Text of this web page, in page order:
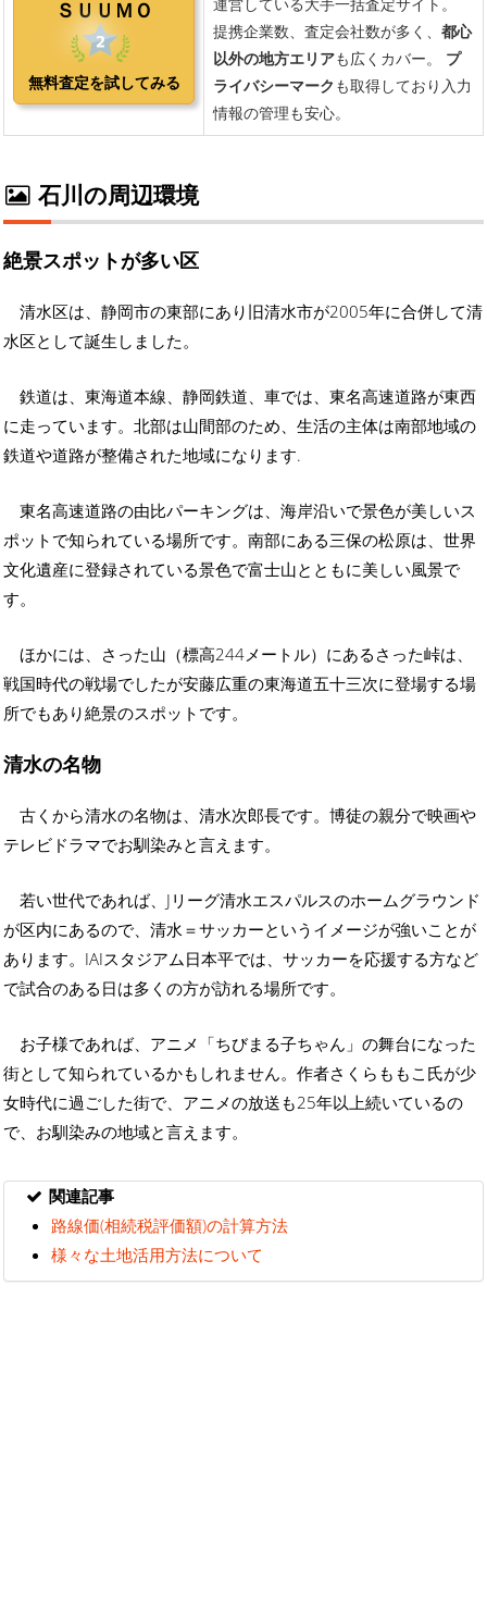
石川の周辺環境
絶景スポットが多い区
清水区は、静岡市の東部にあり旧清水市が2005年に合併して清
水区として誕生しました。
鉄道は、東海道本線、静岡鉄道、車では、東名高速道路が東西
に走っています。北部は山間部のため、生活の主体は南部地域の
鉄道や道路が整備された地域になります.
東名高速道路の由比パーキングは、海岸沿いで景色が美しいス
ポットで知られている場所です。南部にある三保の松原は、世界
文化遺産に登録されている景色で富士山とともに美しい風景で
す。
ほかには、さった山（標高244メートル）にあるさった峠は、
戦国時代の戦場でしたが安藤広重の東海道五十三次に登場する場
所でもあり絶景のスポットです。
清水の名物
古くから清水の名物は、清水次郎長です。博徒の親分で映画や
テレビドラマでお馴染みと言えます。
若い世代であれば、Jリーグ清水エスパルスのホームグラウンド
が区内にあるので、清水＝サッカーというイメージが強いことが
あります。IAIスタジアム日本平では、サッカーを応援する方など
で試合のある日は多くの方が訪れる場所です。
お子様であれば、アニメ「ちびまる子ちゃん」の舞台になった
街として知られているかもしれません。作者さくらももこ氏が少
女時代に過ごした街で、アニメの放送も25年以上続いているの
で、お馴染みの地域と言えます。
関連記事
路線価(相続税評価額)の計算方法
様々な土地活用方法について